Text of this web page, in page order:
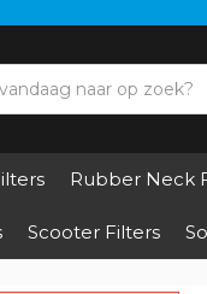
Rubber Neck
Scooter Filters